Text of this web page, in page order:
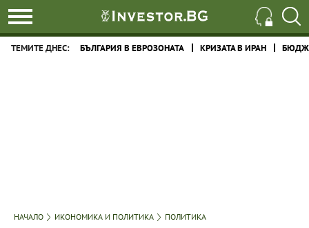
ТЕМИТЕ ДНЕС: БЪЛГАРИЯ В ЕВРОЗОНАТА КРИЗАТА В ИРАН
НАЧАЛО ИКОНОМИКА И ПОЛИТИКА ПОЛИТИКА